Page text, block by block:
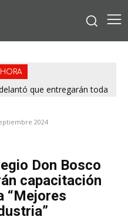
que entregarán toda
2024
Don Bosco
capacitación
“Mejores